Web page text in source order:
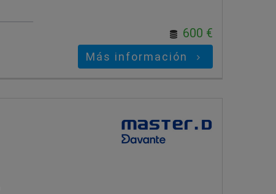
600 €
Más información